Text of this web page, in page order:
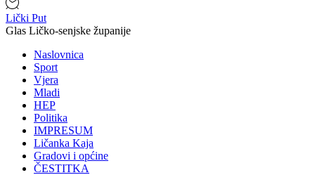
Lički Put
Glas Ličko-senjske županije
Naslovnica
Sport
Vjera
Mladi
HEP
Politika
IMPRESUM
Ličanka Kaja
Gradovi i općine
ČESTITKA